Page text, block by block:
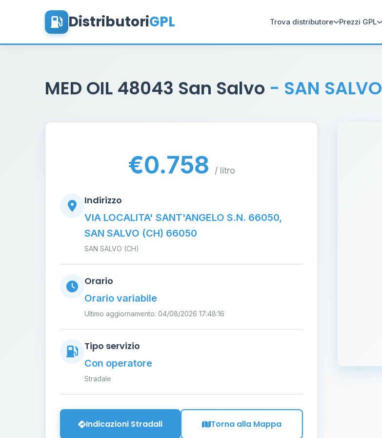
DistributoriGPL Trova distributore Prezzi GPL
MED OIL 48043 San Salvo - SAN SALVO
€0.758 / litro
Indirizzo
VIA LOCALITA' SANT'ANGELO S.N. 66050,
SAN SALVO (CH) 66050
SAN SALVO (CH)
Orario
Orario variabile
Ultimo aggiornamento: 04/08/2026 17:48:16
Tipo servizio
Con operatore
Stradale
Indicazioni Stradali Torna alla Mappa